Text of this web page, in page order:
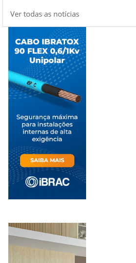
Ver todas as notícias